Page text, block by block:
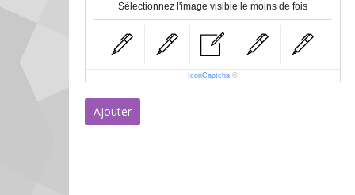
Sélectionnez l'image visible le moins de fois
IconCaptcha ©
Ajouter